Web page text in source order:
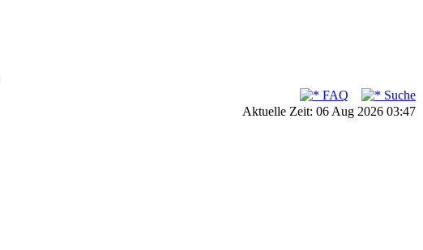
FAQ
Suche
Aktuelle Zeit: 06 Aug 2026 03:47